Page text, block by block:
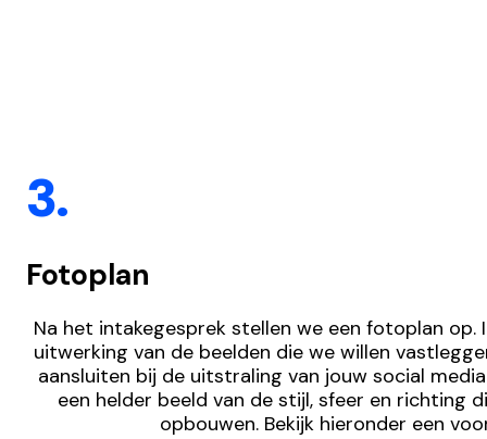
3.
Fotoplan
Na het intakegesprek stellen we een fotoplan op.
uitwerking van de beelden die we willen
aansluiten bij de uitstraling van jouw social
een helder beeld van de stijl, sfeer en richting
opbouwen. Bekijk hieronder een